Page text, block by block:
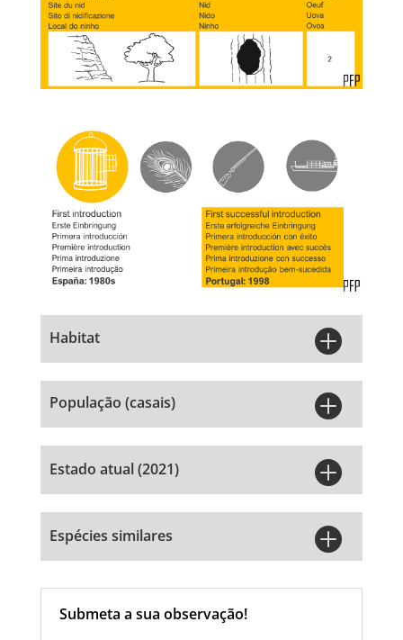
Habitat 
População (casais) 
Estado atual (2021) 
Espécies similares 
Submeta a sua observação!